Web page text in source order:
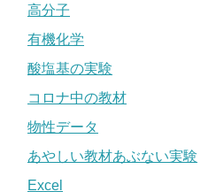
高分子
有機化学
酸塩基の実験
コロナ中の教材
物性データ
あやしい教材あぶない実験
Excel